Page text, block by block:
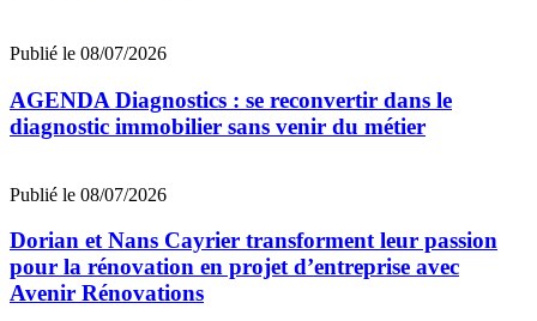
Publié le 08/07/2026
AGENDA Diagnostics : se reconvertir dans le
diagnostic immobilier sans venir du métier
Publié le 08/07/2026
Dorian et Nans Cayrier transforment leur passion
pour la rénovation en projet d’entreprise avec
Avenir Rénovations